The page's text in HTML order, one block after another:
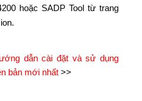
hoặc SADP Tool từ trang
dẫn cài đặt và sử dụng
bản mới nhất>>